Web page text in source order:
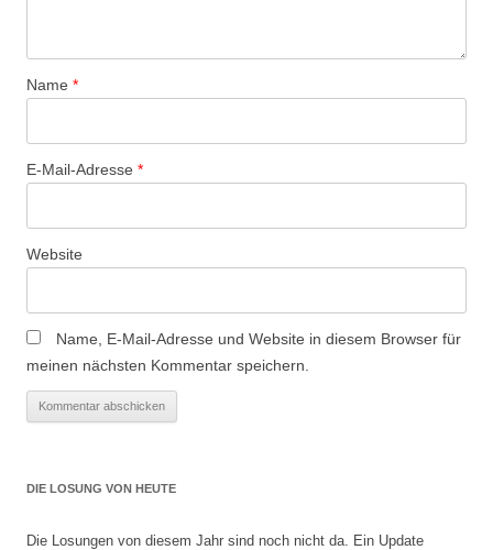
Name *
E-Mail-Adresse *
Website
Name, E-Mail-Adresse und Website in diesem Browser für
meinen nächsten Kommentar speichern.
DIE LOSUNG VON HEUTE
Die Losungen von diesem Jahr sind noch nicht da. Ein Update